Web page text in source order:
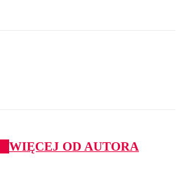
WIĘCEJ OD AUTORA